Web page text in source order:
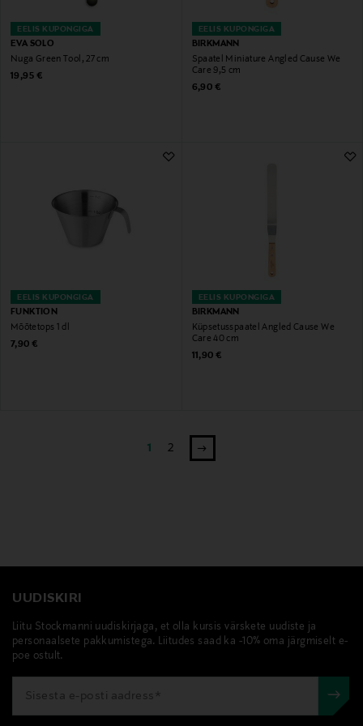
EELIS KUPONGIGA
EVA SOLO
Nuga Green Tool, 27 cm
Original Price
19,95 €
EELIS KUPONGIGA
BIRKMANN
Spaatel Miniature Angled Cause We
Care 9,5 cm
Original Price
6,90 €
EELIS KUPONGIGA
FUNKTION
Mõõtetops 1 dl
Original Price
7,90 €
EELIS KUPONGIGA
BIRKMANN
Küpsetusspaatel Angled Cause We
Care 40 cm
Original Price
11,90 €
1 2
UUDISKIRI
Liitu Stockmanni uudiskirjaga, et olla kursis värskete uudiste ja
personaalsete pakkumistega. Liitudes saad ka -10% oma järgmiselt e-
poe ostult.